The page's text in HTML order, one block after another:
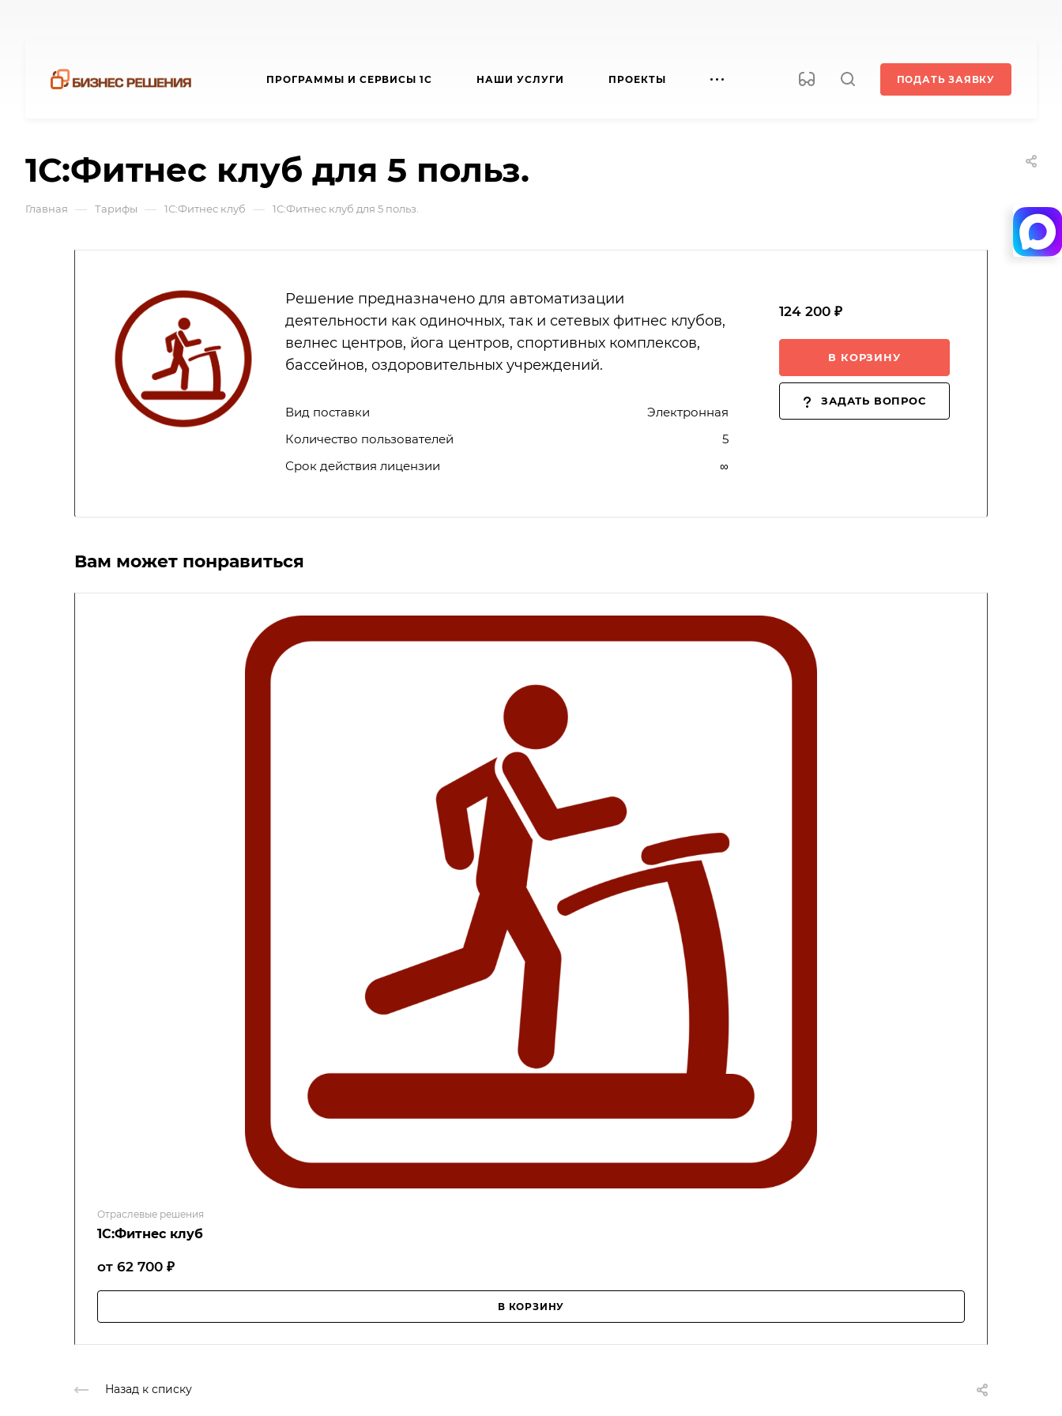
ПРОГРАММЫ И СЕРВИСЫ 1С НАШИ УСЛУГИ ПРОЕКТЫ ПОДАТЬ ЗАЯВКУ
1С:Фитнес клуб для 5 польз.
Главная — Тарифы — 1С:Фитнес клуб — 1С:Фитнес клуб для 5 польз.
Решение предназначено для автоматизации
деятельности как одиночных, так и сетевых фитнес клубов,
велнес центров, йога центров, спортивных комплексов,
бассейнов, оздоровительных учреждений.
Вид поставки
Электронная
Количество пользователей
5
Срок действия лицензии
∞
124 200 ₽
В КОРЗИНУ
ЗАДАТЬ ВОПРОС
Вам может понравиться
Отраслевые решения
1С:Фитнес клуб
от 62 700 ₽
В КОРЗИНУ
Назад к списку